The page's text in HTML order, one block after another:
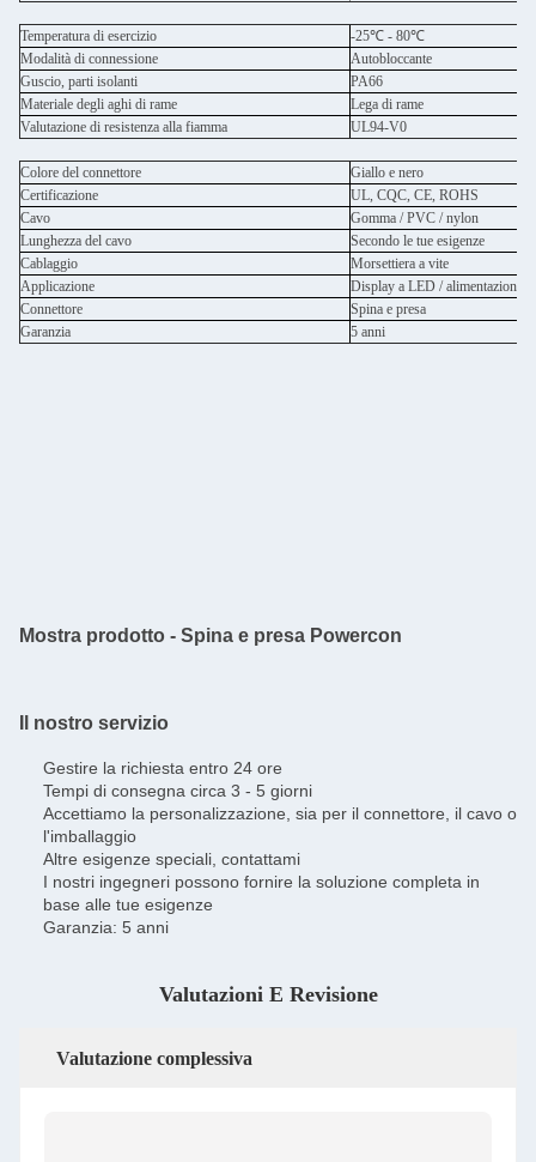
Temperatura di esercizio
-25℃ - 80℃
Modalità di connessione
Autobloccante
Guscio, parti isolanti
PA66
Materiale degli aghi di rame
Lega di rame
Valutazione di resistenza alla fiamma
UL94-V0
Colore del connettore
Giallo e nero
Certificazione
UL, CQC, CE, ROHS
Cavo
Gomma / PVC / nylon
Lunghezza del cavo
Secondo le tue esigenze
Cablaggio
Morsettiera a vite
Applicazione
Display a LED / alimentazione
Connettore
Spina e presa
Garanzia
5 anni
Mostra prodotto - Spina e presa Powercon
Il nostro servizio
Gestire la richiesta entro 24 ore
Tempi di consegna circa 3 - 5 giorni
Accettiamo la personalizzazione, sia per il connettore, il cavo o
l'imballaggio
Altre esigenze speciali, contattami
I nostri ingegneri possono fornire la soluzione completa in
base alle tue esigenze
Garanzia: 5 anni
Valutazioni E Revisione
Valutazione complessiva